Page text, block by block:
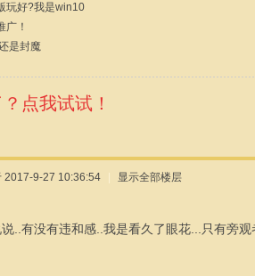
玩好?我是win10
广！
是封魔
点我试试！
2017-9-27 10:36:54 显示全部楼层
..有没有违和感..我是看久了眼花...只有旁观